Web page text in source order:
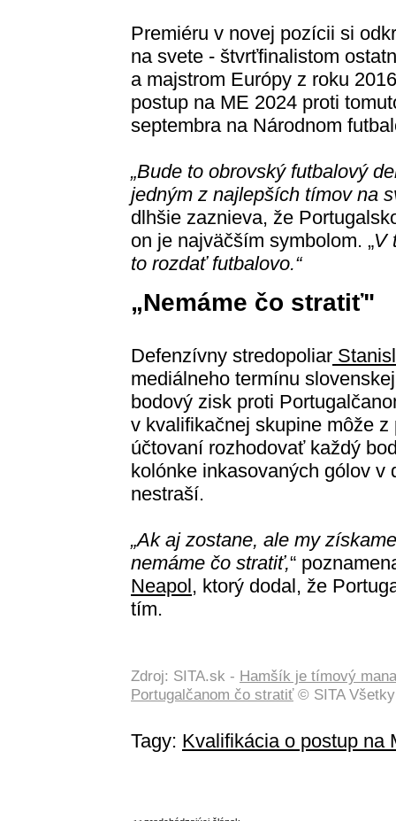
Premiéru v novej pozícii si
na svete - štvrťfinalistom
a majstrom Európy z roku
postup na ME 2024 proti
septembra na Národnom
„Bude to obrovský futbalový
jedným z najlepších tímov na
dlhšie zaznieva, že
on je najväčším symbolom. „V
to rozdať futbalovo.“
„Nemáme čo stratiť"
Defenzívny stredopoliar
mediálneho termínu
bodový zisk proti
v kvalifikačnej skupine môže
účtovaní rozhodovať každý
kolónke inkasovaných gólov
nestraší.
„Ak aj zostane, ale my
nemáme čo stratiť,“
Neapol, ktorý dodal, že
tím.
Zdroj: SITA.sk - Hamšík je tímový
Portugalčanom čo stratiť© SITA
Tagy: Kvalifikácia o postup na